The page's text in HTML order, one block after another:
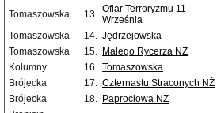
Tomaszowska
13. Ofiar Terroryzmu 11
Września
Tomaszowska 14. Jędrzejowska
Tomaszowska
15. Małego Rycerza NŻ
Kolumny
16. Tomaszowska
Brójecka
17. Czternastu Straconych NŻ
Brójecka
18. Paprociowa NŻ